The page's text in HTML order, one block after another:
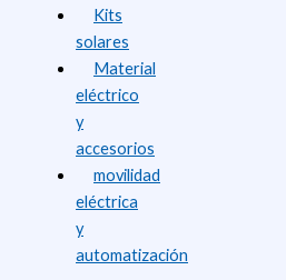
Kits
solares
Material
eléctrico
y
accesorios
movilidad
eléctrica
y
automatización